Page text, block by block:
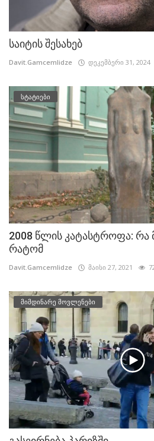
საიტის შესახებ
Davit.Gamcemlidze დეკემბერი 31, 2024
სტატიები
2008 წლის კატასტროფა:
რატომ
Davit.Gamcemlidze მაისი 27, 2021
მიმდინარე მოვლენები